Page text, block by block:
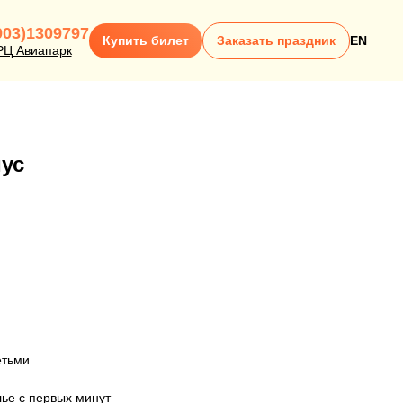
Авиапарк
Купить билет Заказать праздник EN
с первых минут